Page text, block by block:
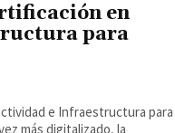
en
para
e Infraestructura para
más digitalizado, la